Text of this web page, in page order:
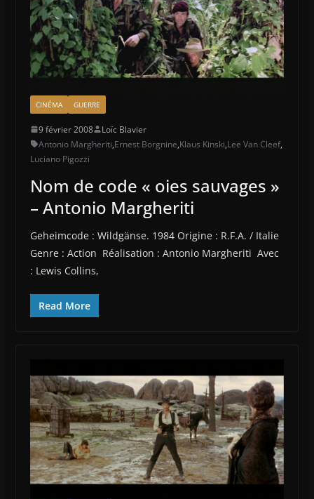
CINÉMA GUERRE
9 février 2008
Loïc Blavier
Antonio Margheriti,Ernest Borgnine,Klaus Kinski,Lee Van Cleef,
Luciano Pigozzi
Nom de code « oies sauvages »
– Antonio Margheriti
Geheimcode : Wildgänse. 1984 Origine : R.F.A. / Italie
Genre : Action Réalisation : Antonio Margheriti Avec
: Lewis Collins,
Read More